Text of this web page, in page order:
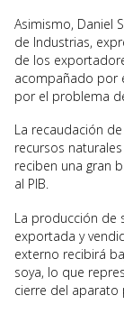
Asimismo, Daniel
de Industrias,
de los
acompañado por
por el problema
La recaudación
recursos
reciben una gran
al PIB.
La producción de
exportada y
externo recibirá
soya, lo que
cierre del aparato